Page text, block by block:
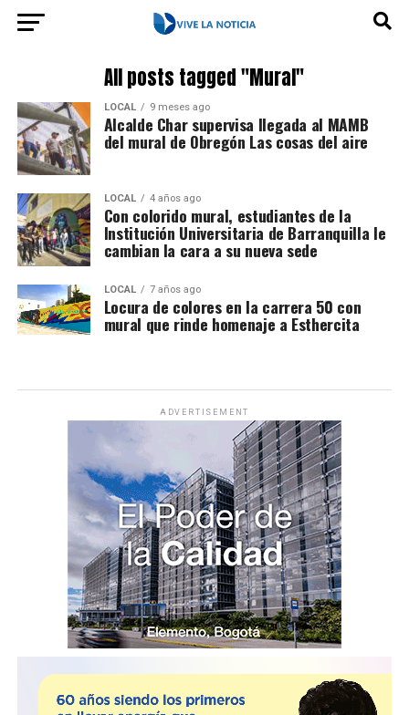
All posts tagged "Mural"
LOCAL 9 meses ago
Alcalde Char supervisa llegada al MAMB
del mural de Obregón Las cosas del aire
LOCAL 4 años ago
Con colorido mural, estudiantes de la
Institución Universitaria de Barranquilla le
cambian la cara a su nueva sede
LOCAL 7 años ago
Locura de colores en la carrera 50 con
mural que rinde homenaje a Esthercita
ADVERTISEMENT